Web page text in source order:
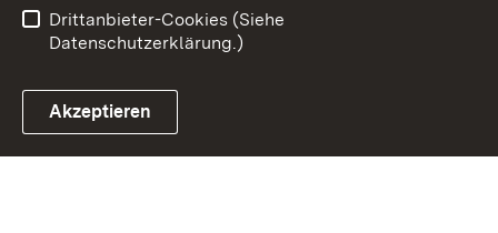
Drittanbieter-Cookies (Siehe
Datenschutzerklärung.)
Akzeptieren